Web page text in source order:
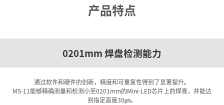
产品特点
0201mm 焊盘检测能力
通过软件和硬件的创新，精度和可重复性得到了显著提升。
MS-11能够精确测量和检测小至0201mm的Mini-LED芯片上的焊膏，并能达
到指定高度30㎛。